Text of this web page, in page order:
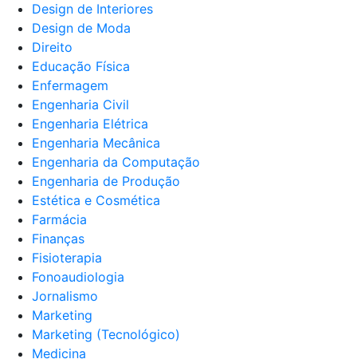
Design de Interiores
Design de Moda
Direito
Educação Física
Enfermagem
Engenharia Civil
Engenharia Elétrica
Engenharia Mecânica
Engenharia da Computação
Engenharia de Produção
Estética e Cosmética
Farmácia
Finanças
Fisioterapia
Fonoaudiologia
Jornalismo
Marketing
Marketing (Tecnológico)
Medicina